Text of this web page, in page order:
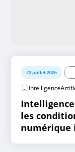
22 juillet 2026
les
numérique